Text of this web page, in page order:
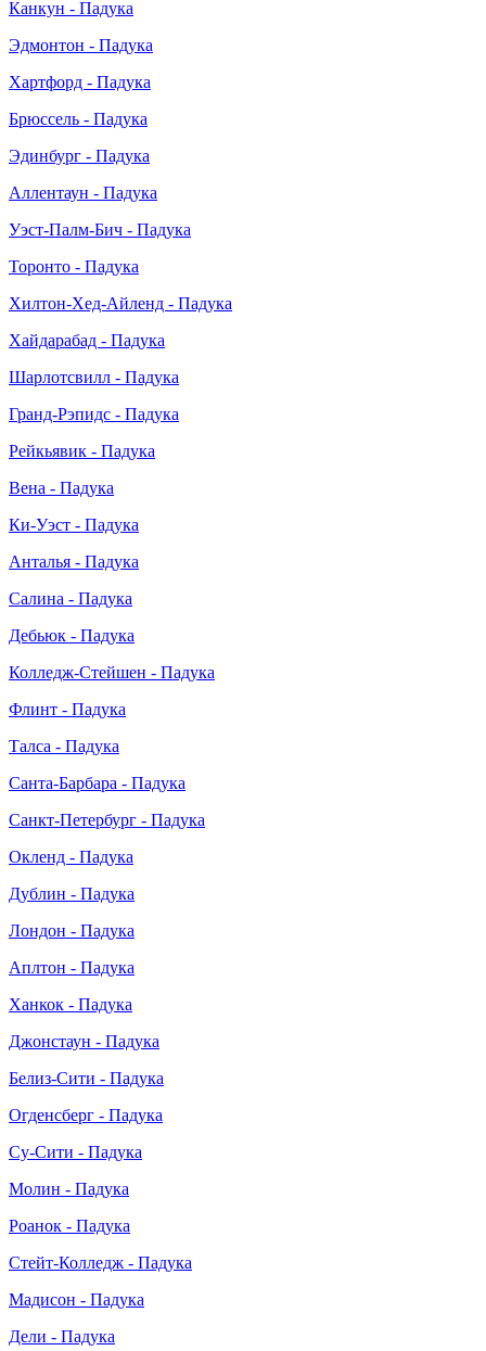
Канкун - Падука
Эдмонтон - Падука
Хартфорд - Падука
Брюссель - Падука
Эдинбург - Падука
Аллентаун - Падука
Уэст-Палм-Бич - Падука
Торонто - Падука
Хилтон-Хед-Айленд - Падука
Хайдарабад - Падука
Шарлотсвилл - Падука
Гранд-Рэпидс - Падука
Рейкьявик - Падука
Вена - Падука
Ки-Уэст - Падука
Анталья - Падука
Салина - Падука
Дебьюк - Падука
Колледж-Стейшен - Падука
Флинт - Падука
Талса - Падука
Санта-Барбара - Падука
Санкт-Петербург - Падука
Окленд - Падука
Дублин - Падука
Лондон - Падука
Аплтон - Падука
Ханкок - Падука
Джонстаун - Падука
Белиз-Сити - Падука
Огденсберг - Падука
Су-Сити - Падука
Молин - Падука
Роанок - Падука
Стейт-Колледж - Падука
Мадисон - Падука
Дели - Падука